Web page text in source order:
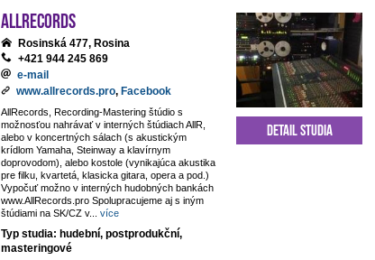
AllRecords
Rosinská 477, Rosina
+421 944 245 869
e-mail
www.allrecords.pro, Facebook
AllRecords, Recording-Mastering štúdio s
možnosťou nahrávať v interných štúdiach AllR,
alebo v koncertných sálach (s akustickým
krídlom Yamaha, Steinway a klavírnym
doprovodom), alebo kostole (vynikajúca akustika
pre filku, kvartetá, klasicka gitara, opera a pod.)
Vypočuť možno v interných hudobných bankách
www.AllRecords.pro Spolupracujeme aj s iným
štúdiami na SK/CZ v... více
Typ studia: hudební, postprodukční,
masteringové
Detail studia